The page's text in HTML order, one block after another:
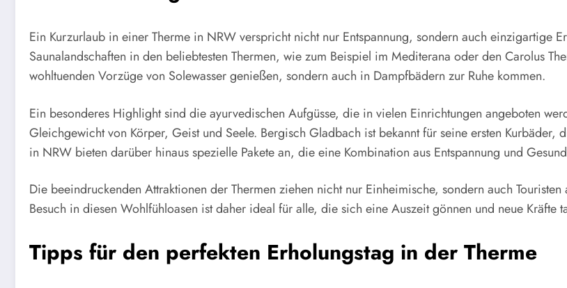
Ein Kurzurlaub in einer Therme in NRW verspricht nicht nur Entspannung, sondern auch einzigartige
Saunalandschaften in den beliebtesten Thermen, wie zum Beispiel im Mediterana oder den Carolus
wohltuenden Vorzüge von Solewasser genießen, sondern auch in Dampfbädern zur Ruhe kommen.
Ein besonderes Highlight sind die ayurvedischen Aufgüsse, die in vielen Einrichtungen angeboten
Gleichgewicht von Körper, Geist und Seele. Bergisch Gladbach ist bekannt für seine ersten Kurbäder,
in NRW bieten darüber hinaus spezielle Pakete an, die eine Kombination aus Entspannung und
Die beeindruckenden Attraktionen der Thermen ziehen nicht nur Einheimische, sondern auch
Besuch in diesen Wohlfühloasen ist daher ideal für alle, die sich eine Auszeit gönnen und neue Kräfte
Tipps für den perfekten Erholungstag in der Therme